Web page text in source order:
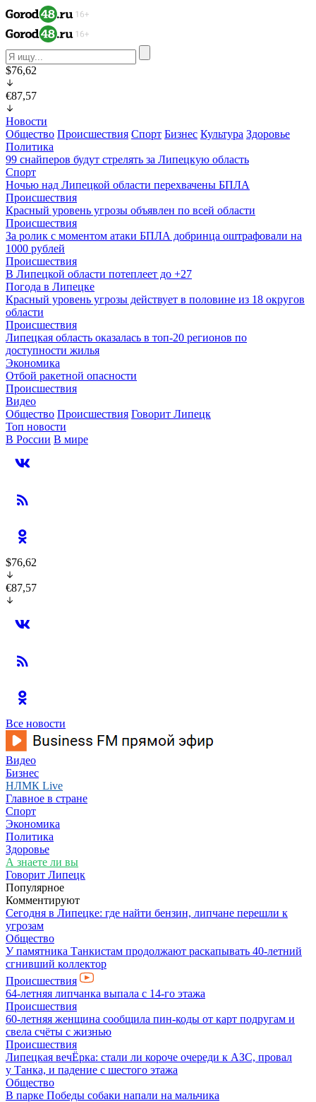
$76,62
€87,57
Новости
Общество Происшествия Спорт Бизнес Культура Здоровье
Политика
99 снайперов будут стрелять за Липецкую область
Спорт
Ночью над Липецкой области перехвачены БПЛА
Происшествия
Красный уровень угрозы объявлен по всей области
Происшествия
За ролик с моментом атаки БПЛА добринца оштрафовали на
1000 рублей
Происшествия
В Липецкой области потеплеет до +27
Погода в Липецке
Красный уровень угрозы действует в половине из 18 округов
области
Происшествия
Липецкая область оказалась в топ-20 регионов по
доступности жилья
Экономика
Отбой ракетной опасности
Происшествия
Видео
Общество Происшествия Говорит Липецк
Топ новости
В России В мире
$76,62
€87,57
Все новости
Видео
Бизнес
НЛМК Live
Главное в стране
Спорт
Экономика
Политика
Здоровье
А знаете ли вы
Говорит Липецк
Популярное
Комментируют
Сегодня в Липецке: где найти бензин, липчане перешли к
угрозам
Общество
У памятника Танкистам продолжают раскапывать 40-летний
сгнивший коллектор
Происшествия
64-летняя липчанка выпала с 14-го этажа
Происшествия
60-летняя женщина сообщила пин-коды от карт подругам и
свела счёты с жизнью
Происшествия
Липецкая вечЁрка: стали ли короче очереди к АЗС, провал
у Танка, и падение с шестого этажа
Общество
В парке Победы собаки напали на мальчика